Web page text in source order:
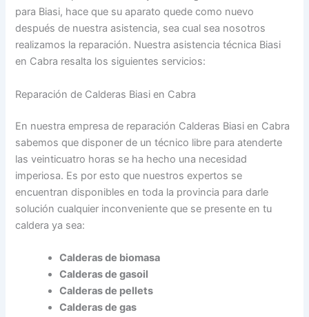
para Biasi, hace que su aparato quede como nuevo
después de nuestra asistencia, sea cual sea nosotros
realizamos la reparación. Nuestra asistencia técnica Biasi
en Cabra resalta los siguientes servicios:
Reparación de Calderas Biasi en Cabra
En nuestra empresa de reparación Calderas Biasi en Cabra
sabemos que disponer de un técnico libre para atenderte
las veinticuatro horas se ha hecho una necesidad
imperiosa. Es por esto que nuestros expertos se
encuentran disponibles en toda la provincia para darle
solución cualquier inconveniente que se presente en tu
caldera ya sea:
Calderas de biomasa
Calderas de gasoil
Calderas de pellets
Calderas de gas